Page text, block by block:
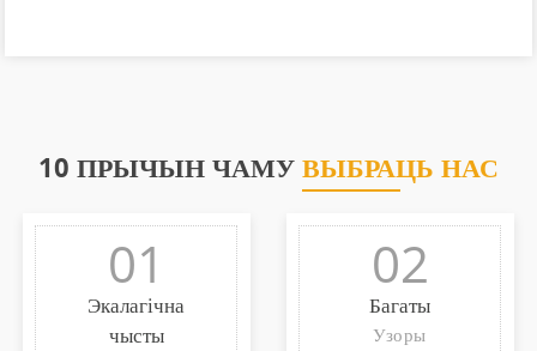
10 ПРЫЧЫН ЧАМУВЫБРАЦЬ НАС
01
Экалагічна
чысты
02
Багаты
Узоры